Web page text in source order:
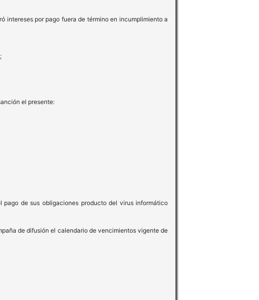
intereses por pago fuera de término en incumplimiento a
el presente:
de sus obligaciones producto del virus informático
de difusión el calendario de vencimientos vigente de